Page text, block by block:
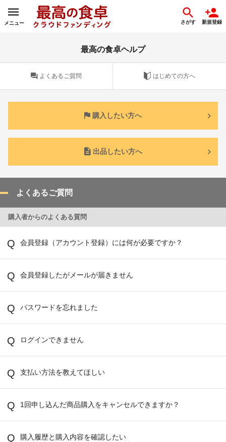
メニュー さがす 新規登録
最高の食卓ヘルプ
よくあるご質問 はじめての方へ
購入したい方へ
出品したい方へ
よくあるご質問
購入者からのよくある質問
会員登録（アカウント登録）には何が必要ですか？
会員登録したがメールが届きません
パスワードを忘れました
ログインできません
支払い方法を教えてほしい
1回申し込んだ商品購入をキャンセルできますか？
購入履歴と購入内容を確認したい